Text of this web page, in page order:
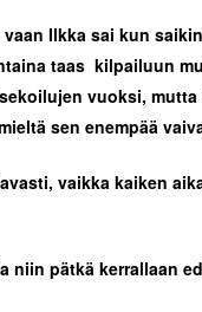
Ilkka sai kun
taas kilpailuun
vuoksi,
sen enempää
vaikka kaiken
pätkä kerrallaan